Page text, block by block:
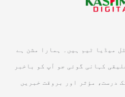
میڈیا ٹیم ہیں۔ ہمارا مشن ہے
کہانی گوئی جو آپ کو باخبر
درست، مؤثر اور بروقت خبریں